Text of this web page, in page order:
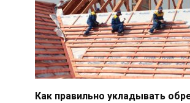
Как правильно укладывать